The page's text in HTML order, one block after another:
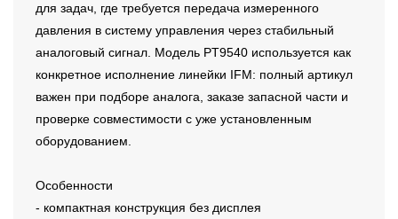
для задач, где требуется передача измеренного
давления в систему управления через стабильный
аналоговый сигнал. Модель PT9540 используется как
конкретное исполнение линейки IFM: полный артикул
важен при подборе аналога, заказе запасной части и
проверке совместимости с уже установленным
оборудованием.
Особенности
- компактная конструкция без дисплея